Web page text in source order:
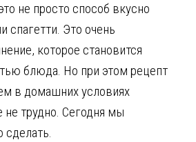
it
te
r
e
gr
a
m
er
es
t
п
р
а
в
и
т
не просто способ вкусно
спагетти. Это очень
которое становится
блюда. Но при этом рецепт
в домашних условиях
не трудно. Сегодня мы
сделать.